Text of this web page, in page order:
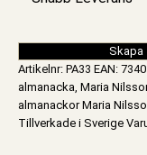
Skapa
Artikelnr: PA33 EAN:
almanacka Maria
almanackor Maria
Tillverkade i Sverige